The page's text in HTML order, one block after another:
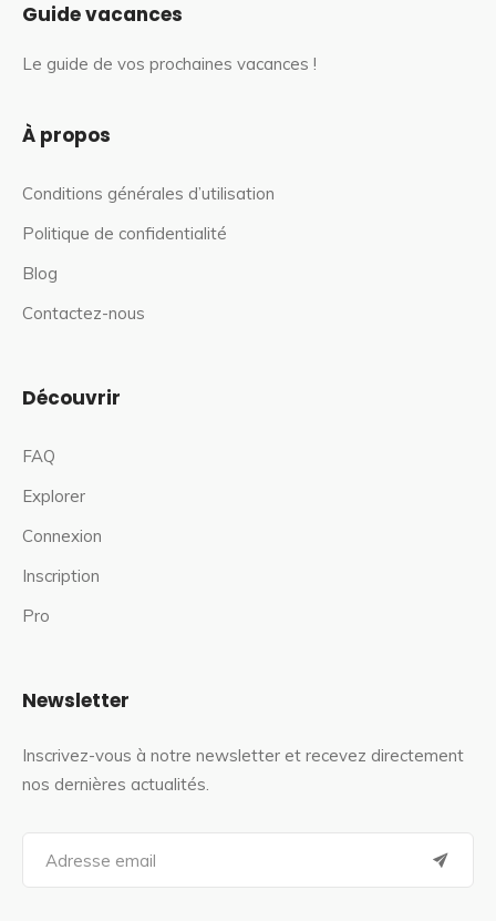
Guide vacances
Le guide de vos prochaines vacances !
À propos
Conditions générales d’utilisation
Politique de confidentialité
Blog
Contactez-nous
Découvrir
FAQ
Explorer
Connexion
Inscription
Pro
Newsletter
Inscrivez-vous à notre newsletter et recevez directement
nos dernières actualités.
a